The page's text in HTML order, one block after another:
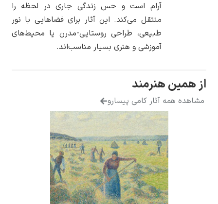
آرام است و حس زندگی جاری در لحظه را
منتقل می‌کند. این آثار برای فضاهایی با نور
طبیعی، طراحی روستایی-مدرن یا محیط‌های
آموزشی و هنری بسیار مناسب‌اند.
آثار کامی پیسارو